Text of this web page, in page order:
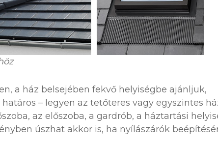
a ház belsejében fekvő helyiségbe ajánljuk,
– legyen az tetőteres vagy egyszintes
az előszoba, a gardrób, a háztartási
úszhat akkor is, ha nyílászárók